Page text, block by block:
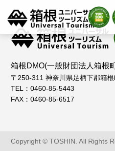
箱根DMO(一般財団法人箱根
〒250-311 神奈川県足柄下郡箱
TEL：0460-85-5443
FAX：0460-85-6517
Copyright © TOSHIN. All Rights